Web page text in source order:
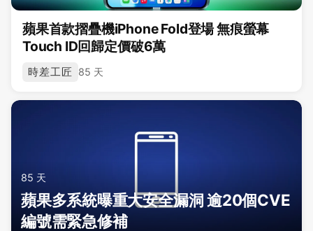
蘋果首款摺疊機iPhone Fold登場 無痕螢幕
Touch ID回歸定價破6萬
時差工匠 85 天
85 天
蘋果多系統曝重大安全漏洞 逾20個CVE
編號需緊急修補